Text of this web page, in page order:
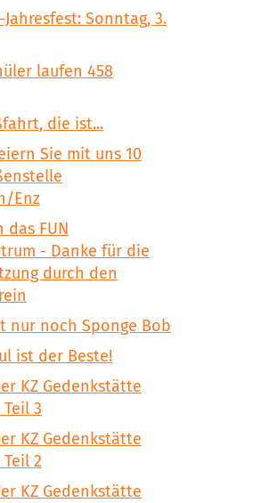
Sonntag, 3.
laufen 458
die ist...
Sie mit uns 10
Enz
das FUN
- Danke für die
durch den
nur noch Sponge Bob
ist der Beste!
KZ Gedenkstätte
3
KZ Gedenkstätte
2
KZ Gedenkstätte